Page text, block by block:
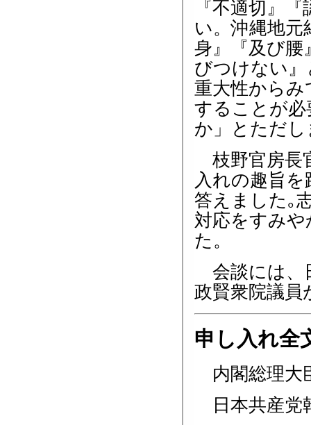
『不適切』
い。沖縄地
身』『及び腰
びつけない
重大性からみ
することが
か」とただ
枝野官房長
入れの趣旨
答えました｡
対応をすみ
た。
会談には、
政賢衆院議員
申し入れ全
内閣総理大
日本共産党